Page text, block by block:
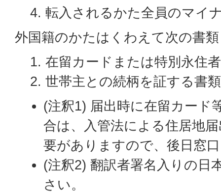
転入されるかた全員のマイ
外国籍のかたはくわえて次の書
在留カードまたは特別永住
世帯主との続柄を証する書
(注釈1) 届出時に在留カード
合は、入管法による住居地
要がありますので、後日窓
(注釈2) 翻訳者署名入りの日
さい。